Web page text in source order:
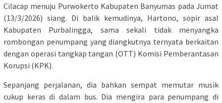
Cilacap menuju Purwokerto Kabupaten Banyumas pada Jumat
(13/3/2026) siang. Di balik kemudinya, Hartono, sopir asal
Kabupaten Purbalingga, sama sekali tidak menyangka
rombongan penumpang yang diangkutnya ternyata berkaitan
dengan operasi tangkap tangan (OTT) Komisi Pemberantasan
Korupsi (KPK).
Sepanjang perjalanan, dia bahkan sempat memutar musik
cukup keras di dalam bus. Dia mengira para penumpang di